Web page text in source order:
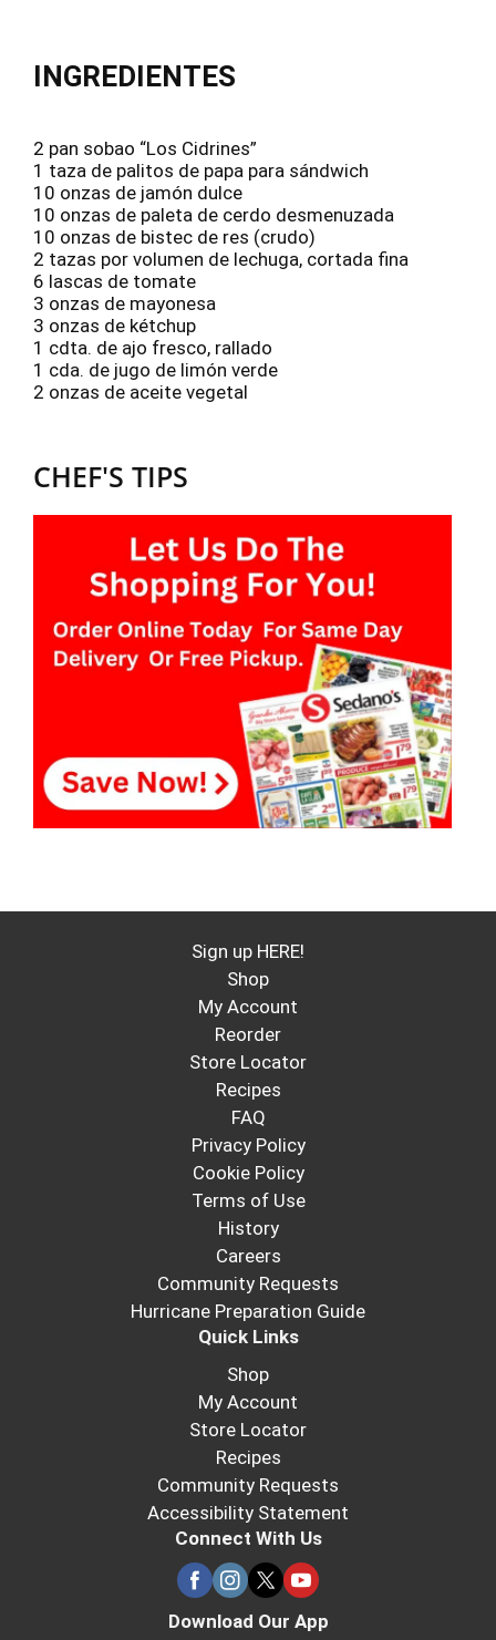
INGREDIENTES
2 pan sobao “Los Cidrines”
1 taza de palitos de papa para sándwich
10 onzas de jamón dulce
10 onzas de paleta de cerdo desmenuzada
10 onzas de bistec de res (crudo)
2 tazas por volumen de lechuga, cortada fina
6 lascas de tomate
3 onzas de mayonesa
3 onzas de kétchup
1 cdta. de ajo fresco, rallado
1 cda. de jugo de limón verde
2 onzas de aceite vegetal
CHEF'S TIPS
Sign up HERE!
Shop
My Account
Reorder
Store Locator
Recipes
FAQ
Privacy Policy
Cookie Policy
Terms of Use
History
Careers
Community Requests
Hurricane Preparation Guide
Quick Links
Shop
My Account
Store Locator
Recipes
Community Requests
Accessibility Statement
Connect With Us
Download Our App